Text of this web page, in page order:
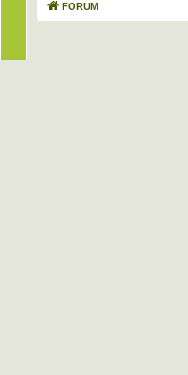
FORUM